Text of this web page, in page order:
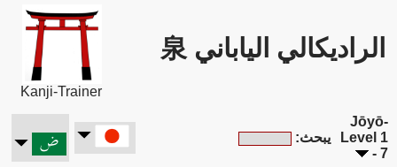
الراديكالي الياباني 泉
Kanji-Trainer
Jōyō-
Level 1
- 7
يبحث: